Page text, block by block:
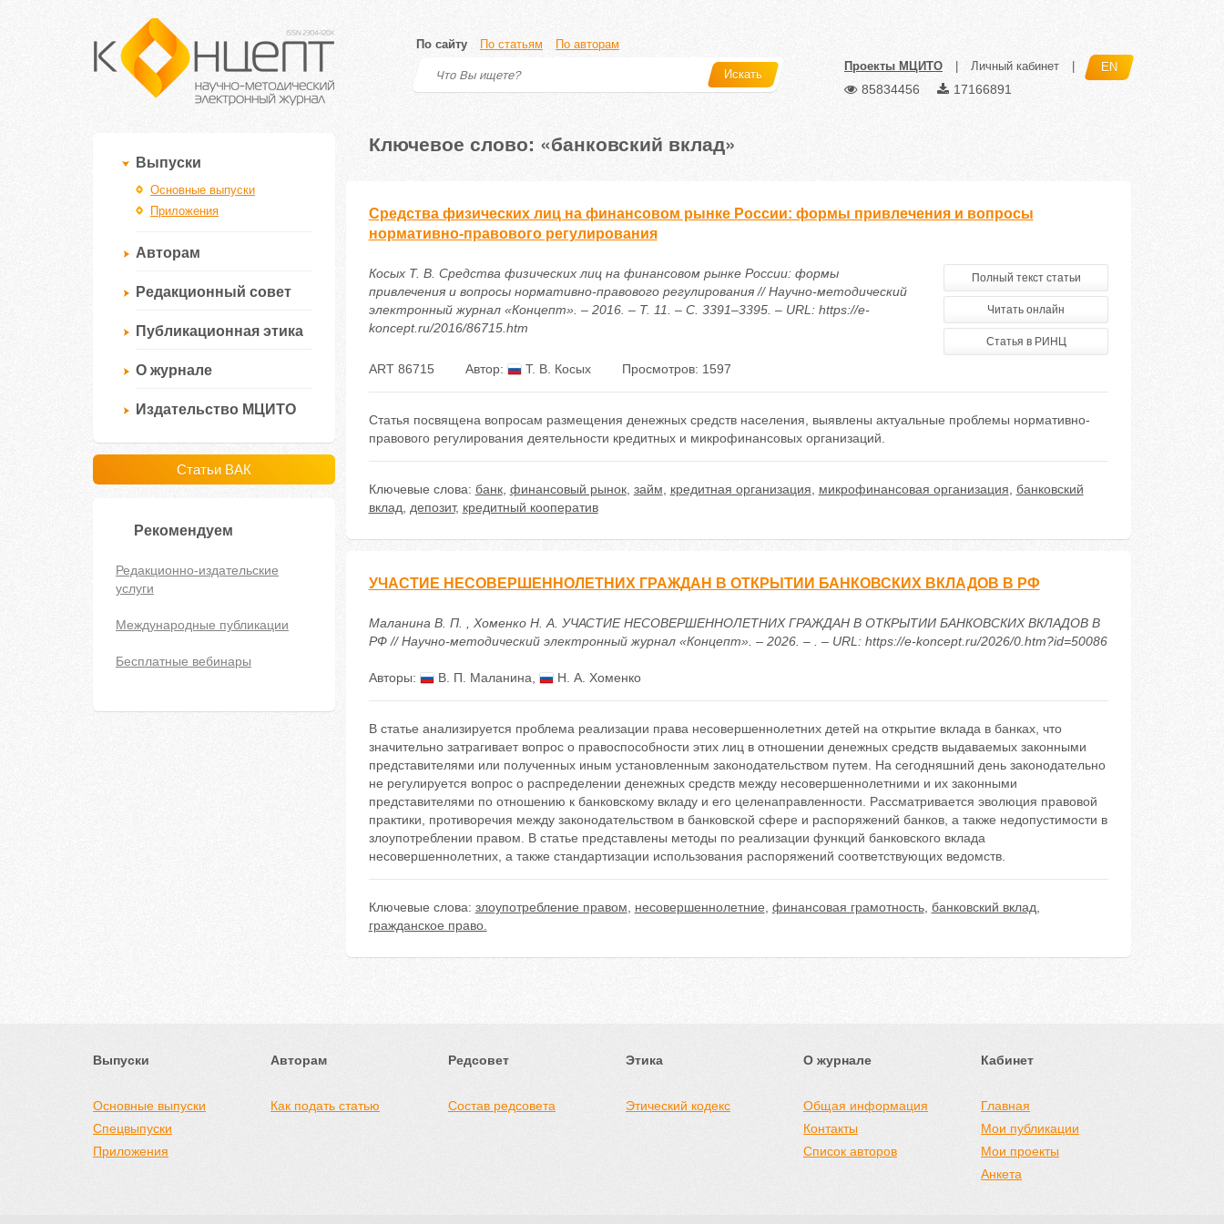
По сайту По статьям По авторам
Искать
Проекты МЦИТО Личный кабинет EN
85834456 17166891
Выпуски
Основные выпуски
Приложения
Авторам
Редакционный совет
Публикационная этика
О журнале
Издательство МЦИТО
Статьи ВАК
Рекомендуем
Редакционно-издательские
услуги
Международные публикации
Бесплатные вебинары
Ключевое слово: «банковский вклад»
Средства физических лиц на финансовом рынке России: формы привлечения и вопросы
нормативно-правового регулирования
Косых Т. В. Средства физических лиц на финансовом рынке России: формы
привлечения и вопросы нормативно-правового регулирования // Научно-методический
электронный журнал «Концепт». – 2016. – Т. 11. – С. 3391–3395. – URL: https://e-
koncept.ru/2016/86715.htm
Полный текст статьи
Читать онлайн
Статья в РИНЦ
ART 86715 Автор: Т. В. Косых Просмотров: 1597
Статья посвящена вопросам размещения денежных средств населения, выявлены актуальные проблемы нормативно-
правового регулирования деятельности кредитных и микрофинансовых организаций.
Ключевые слова: банк, финансовый рынок, займ кредитная организация микрофинансовая организация банковский
вклад
депозит, кредитный кооператив
УЧАСТИЕ НЕСОВЕРШЕННОЛЕТНИХ ГРАЖДАН В ОТКРЫТИИ БАНКОВСКИХ ВКЛАДОВ В РФ
Маланина В. П. , Хоменко Н. А. УЧАСТИЕ НЕСОВЕРШЕННОЛЕТНИХ ГРАЖДАН В ОТКРЫТИИ БАНКОВСКИХ ВКЛАДОВ В
РФ // Научно-методический электронный журнал «Концепт». – 2026. – . – URL: https://e-koncept.ru/2026/0.htm?id=50086
Авторы: В. П. Маланина Н. А. Хоменко
В статье анализируется проблема реализации права несовершеннолетних детей на открытие вклада в банках, что
значительно затрагивает вопрос о правоспособности этих лиц в отношении денежных средств выдаваемых законными
представителями или полученных иным установленным законодательством путем. На сегодняшний день законодательно
не регулируется вопрос о распределении денежных средств между несовершеннолетними и их законными
представителями по отношению к банковскому вкладу и его целенаправленности. Рассматривается эволюция правовой
практики, противоречия между законодательством в банковской сфере и распоряжений банков, а также недопустимости в
злоупотреблении правом. В статье представлены методы по реализации функций банковского вклада
несовершеннолетних, а также стандартизации использования распоряжений соответствующих ведомств.
Ключевые слова: злоупотребление правом несовершеннолетние финансовая грамотность, банковский вклад
гражданское право.
Выпуски
Основные выпуски
Спецвыпуски
Приложения
Авторам
Как подать статью
Редсовет
Состав редсовета
Этика
Этический кодекс
О журнале
Общая информация
Контакты
Список авторов
Кабинет
Главная
Мои публикации
Мои проекты
Анкета